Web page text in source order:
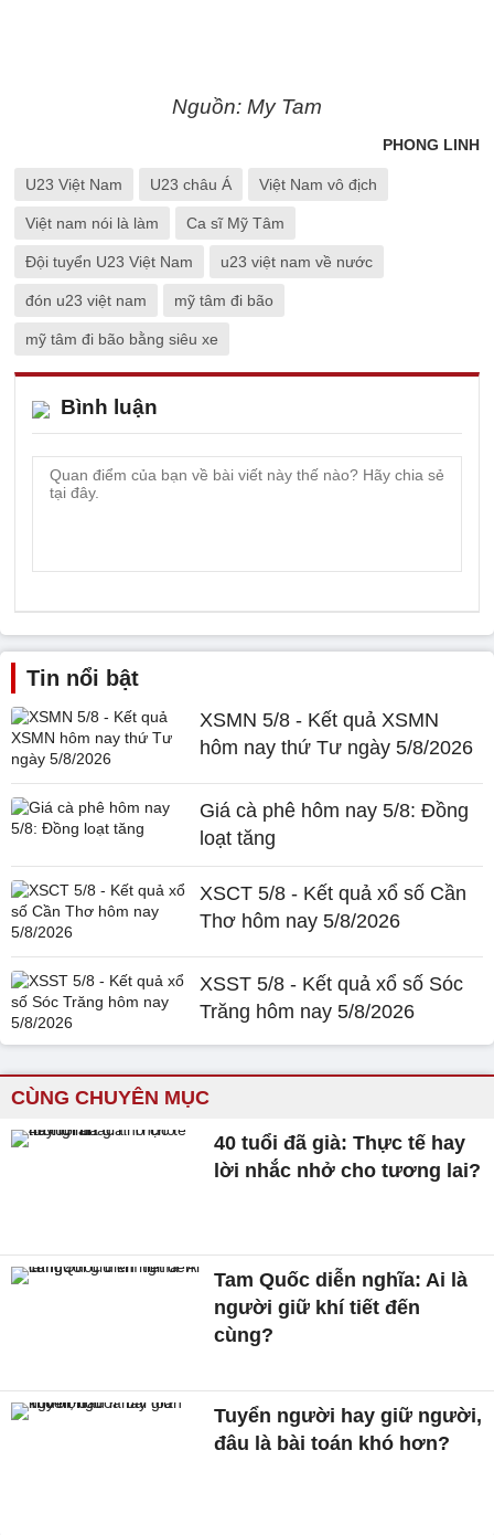
Nguồn: My Tam
PHONG LINH
U23 Việt Nam U23 châu Á Việt Nam vô địch
Việt nam nói là làm Ca sĩ Mỹ Tâm
Đội tuyển U23 Việt Nam u23 việt nam về nước
đón u23 việt nam mỹ tâm đi bão
mỹ tâm đi bão bằng siêu xe
Bình luận
Tin nổi bật
XSMN 5/8 - Kết quả XSMN
hôm nay thứ Tư ngày 5/8/2026
Giá cà phê hôm nay 5/8: Đồng
loạt tăng
XSCT 5/8 - Kết quả xổ số Cần
Thơ hôm nay 5/8/2026
XSST 5/8 - Kết quả xổ số Sóc
Trăng hôm nay 5/8/2026
CÙNG CHUYÊN MỤC
40 tuổi đã già: Thực tế hay
lời nhắc nhở cho tương lai?
Tam Quốc diễn nghĩa: Ai là
người giữ khí tiết đến
cùng?
Tuyển người hay giữ người,
đâu là bài toán khó hơn?